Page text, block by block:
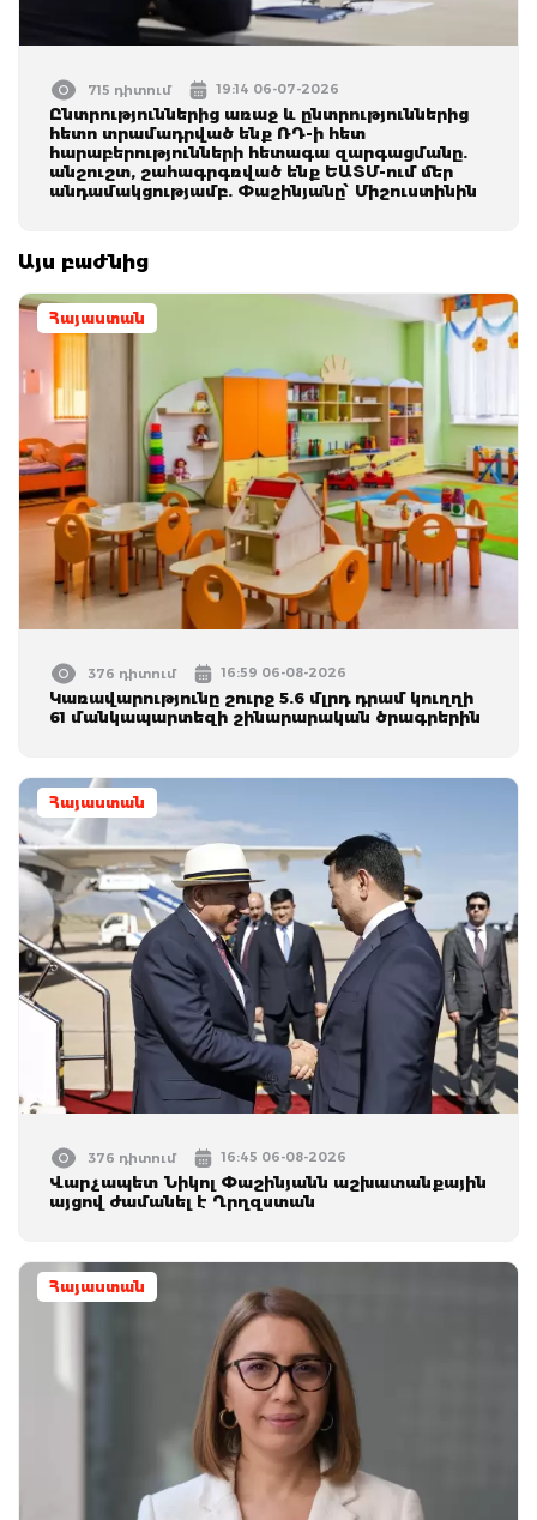
715 դիտում 19:14 06-07-2026
Ընտրություններից առաջ և ընտրություններից
հետո տրամադրված ենք ՌԴ-ի հետ
հարաբերությունների հետագա զարգացմանը.
անշուշտ, շահագրգռված ենք ԵԱՏՄ-ում մեր
անդամակցությամբ. Փաշինյանը՝ Միշուստինին
Այս բաժնից
Հայաստան
376 դիտում 16:59 06-08-2026
Կառավարությունը շուրջ 5.6 մլրդ դրամ կուղղի
61 մանկապարտեզի շինարարական ծրագրերին
Հայաստան
376 դիտում 16:45 06-08-2026
Վարչապետ Նիկոլ Փաշինյանն աշխատանքային
այցով ժամանել է Ղրղզստան
Հայաստան